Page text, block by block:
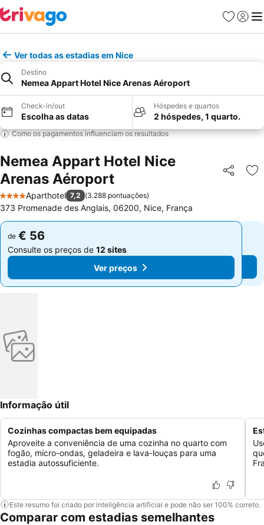
Favoritos
Iniciar
Ver todas as estadias em Nice
Destino
Nemea Appart Hotel Nice Arenas Aéroport
Check-in/out
Escolha as datas
Hóspedes e quartos
2 hóspedes, 1 quarto.
Como os pagamentos influenciam os resultados
Nemea Appart Hotel Nice
Arenas Aéroport
Partilhar
4 Estrelas
Aparthotel 7,2 (3.288 pontuações)
373 Promenade des Anglais, 06200, Nice, França
de € 56
Consulte os preços de 12 sites
Ver preços
de € 56
Consulte os preços de 12 sites
Ver preços
Informação útil
Cozinhas compactas bem equipadas
Aproveite a conveniência de uma cozinha no quarto com
fogão, micro-ondas, geladeira e lava-louças para uma
estadia autossuficiente.
Este resumo foi criado por inteligência artificial e pode não ser 100% correto.
Comparar com estadias semelhantes